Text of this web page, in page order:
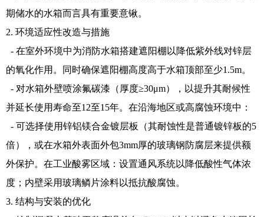
期储水的水箱而言具有重要意锹。
2. 环境适应性改造与措施
- 在室外环境中为消防水箱搭建遮阳棚以降低紫外线对锌层
的氧化作用。同时确保遮阳棚高度高于水箱顶部至少1.5m。
- 对水箱外壁喷涂氟碳漆（厚度≥30μm），以提升其耐候性
并延长使用寿命至12至15年。在沿海地区或高腐蚀环境中：
- 可选择使用锌铝镁合金镀层板（其耐蚀性是普通镀锌板的5
倍），或在水箱外表面外包3mm厚的玻璃钢防腐层来提供额
外保护。在工业酸雾区域：设置通风系统以降低酸性气体浓
度；内壁采用玻璃鳞片涂料以抵抗酸腐蚀。
3. 结构与安装的优化